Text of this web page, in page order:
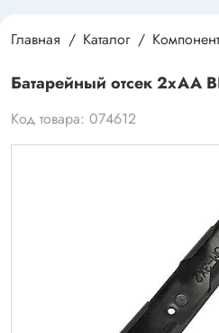
Главная Каталог
Батарейный отсек 2xAA
Код товара: 074612